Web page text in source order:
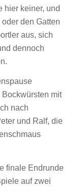
hier keiner, und
den Gatten
aus, sich
dennoch
mit
nach
und Ralf, die
finale Endrunde
auf zwei